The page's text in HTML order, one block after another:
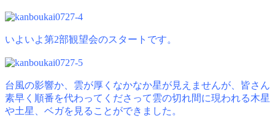
いよいよ第2部観望会のスタートです。
台風の影響か、雲が厚くなかなか星が見えませんが、皆さん
素早く順番を代わってくださって雲の切れ間に現われる木星
や土星、ベガを見ることができました。